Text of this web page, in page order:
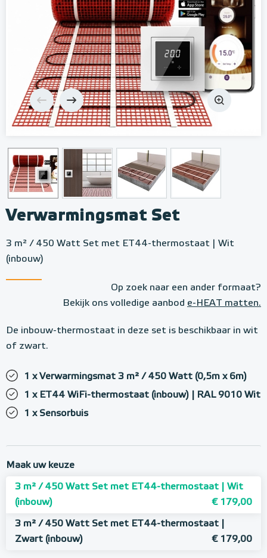
Verwarmingsmat Set
3 m² / 450 Watt Set met ET44-thermostaat | Wit
(inbouw)
Op zoek naar een ander formaat?
Bekijk ons volledige aanbod e-HEAT matten.
De inbouw-thermostaat in deze set is beschikbaar in wit
of zwart.
1 x Verwarmingsmat 3 m² / 450 Watt (0,5m x 6m)
1 x ET44 WiFi-thermostaat (inbouw) | RAL 9010 Wit
1 x Sensorbuis
Maak uw keuze
3 m² / 450 Watt Set met ET44-thermostaat | Wit
(inbouw)
€ 179,00
3 m² / 450 Watt Set met ET44-thermostaat |
Zwart (inbouw)
€ 179,00